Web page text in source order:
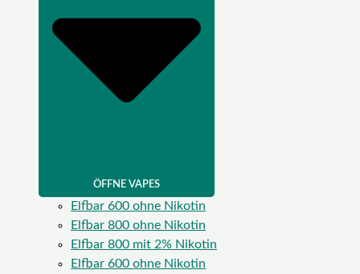
ÖFFNE VAPES
Elfbar 600 ohne Nikotin
Elfbar 800 ohne Nikotin
Elfbar 800 mit 2% Nikotin
Elfbar 600 ohne Nikotin